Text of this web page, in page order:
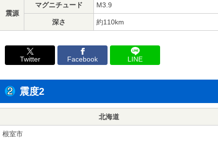
震源
マグニチュード M3.9
深さ 約110km
Twitter Facebook LINE
震度2
北海道
根室市